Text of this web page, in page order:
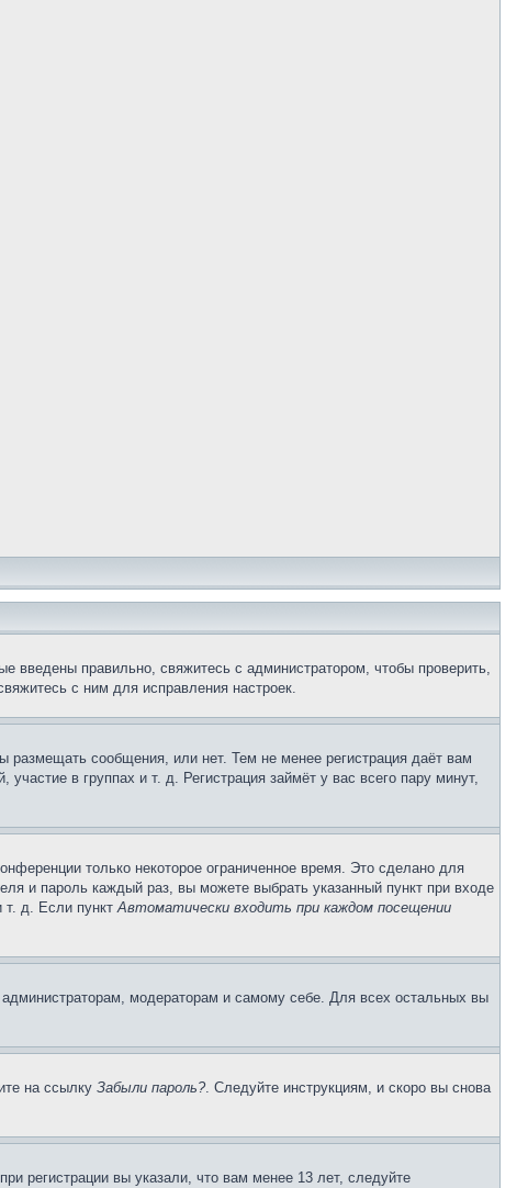
введены правильно, свяжитесь с администратором, чтобы проверить,
с ним для исправления настроек.
размещать сообщения, или нет. Тем не менее регистрация даёт вам
в группах и т. д. Регистрация займёт у вас всего пару минут,
только некоторое ограниченное время. Это сделано для
и пароль каждый раз, вы можете выбрать указанный пункт при входе
т. д. Если пунктАвтоматически входить при каждом посещении
модераторам и самому себе. Для всех остальных вы
на ссылку Забыли пароль?. Следуйте инструкциям, и скоро вы снова
регистрации вы указали, что вам менее 13 лет, следуйте